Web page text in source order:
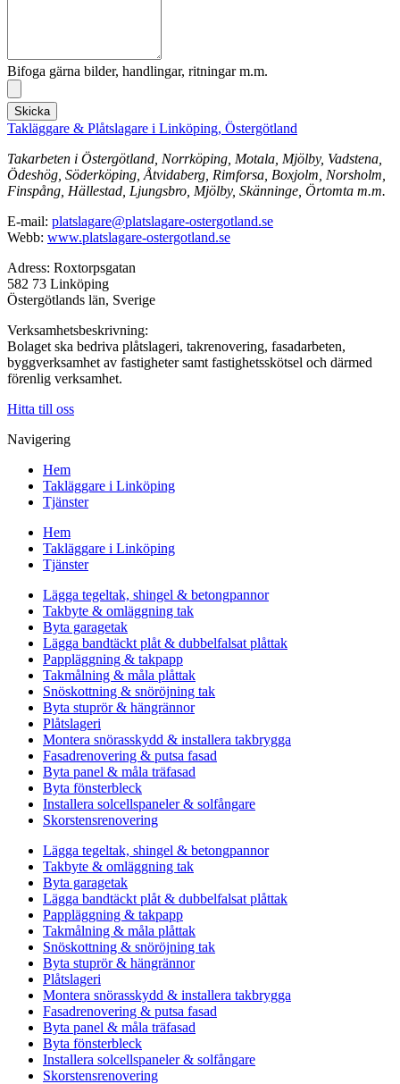
Bifoga gärna bilder, handlingar, ritningar m.m.
Skicka
Takläggare & Plåtslagare i Linköping, Östergötland
Takarbeten i Östergötland, Norrköping, Motala, Mjölby, Vadstena,
Ödeshög, Söderköping, Åtvidaberg, Rimforsa, Boxjolm, Norsholm,
Finspång, Hällestad, Ljungsbro, Mjölby, Skänninge, Örtomta m.m.
E-mail: platslagare@platslagare-ostergotland.se
Webb: www.platslagare-ostergotland.se
Adress: Roxtorpsgatan
582 73 Linköping
Östergötlands län, Sverige
Verksamhetsbeskrivning:
Bolaget ska bedriva plåtslageri, takrenovering, fasadarbeten,
byggverksamhet av fastigheter samt fastighetsskötsel och därmed
förenlig verksamhet.
Hitta till oss
Navigering
Hem
Takläggare i Linköping
Tjänster
Hem
Takläggare i Linköping
Tjänster
Lägga tegeltak, shingel & betongpannor
Takbyte & omläggning tak
Byta garagetak
Lägga bandtäckt plåt & dubbelfalsat plåttak
Pappläggning & takpapp
Takmålning & måla plåttak
Snöskottning & snöröjning tak
Byta stuprör & hängrännor
Plåtslageri
Montera snörasskydd & installera takbrygga
Fasadrenovering & putsa fasad
Byta panel & måla träfasad
Byta fönsterbleck
Installera solcellspaneler & solfångare
Skorstensrenovering
Lägga tegeltak, shingel & betongpannor
Takbyte & omläggning tak
Byta garagetak
Lägga bandtäckt plåt & dubbelfalsat plåttak
Pappläggning & takpapp
Takmålning & måla plåttak
Snöskottning & snöröjning tak
Byta stuprör & hängrännor
Plåtslageri
Montera snörasskydd & installera takbrygga
Fasadrenovering & putsa fasad
Byta panel & måla träfasad
Byta fönsterbleck
Installera solcellspaneler & solfångare
Skorstensrenovering